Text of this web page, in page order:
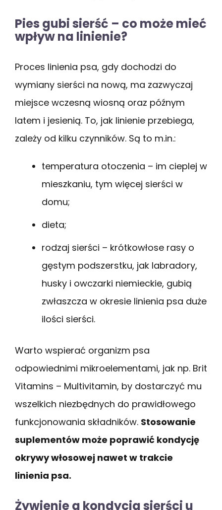
Pies gubi sierść – co może mieć
wpływ na linienie?
Proces linienia psa, gdy dochodzi do
wymiany sierści na nową, ma zazwyczaj
miejsce wczesną wiosną oraz późnym
latem i jesienią. To, jak linienie przebiega,
zależy od kilku czynników. Są to m.in.:
temperatura otoczenia – im cieplej w
mieszkaniu, tym więcej sierści w
domu;
dieta;
rodzaj sierści – krótkowłose rasy o
gęstym podszerstku, jak labradory,
husky i owczarki niemieckie, gubią
zwłaszcza w okresie linienia psa duże
ilości sierści.
Warto wspierać organizm psa
odpowiednimi mikroelementami, jak np. Brit
Vitamins – Multivitamin, by dostarczyć mu
wszelkich niezbędnych do prawidłowego
funkcjonowania składników. Stosowanie
suplementów może poprawić kondycję
okrywy włosowej nawet w trakcie
linienia psa.
Żywienie a kondycja sierści u